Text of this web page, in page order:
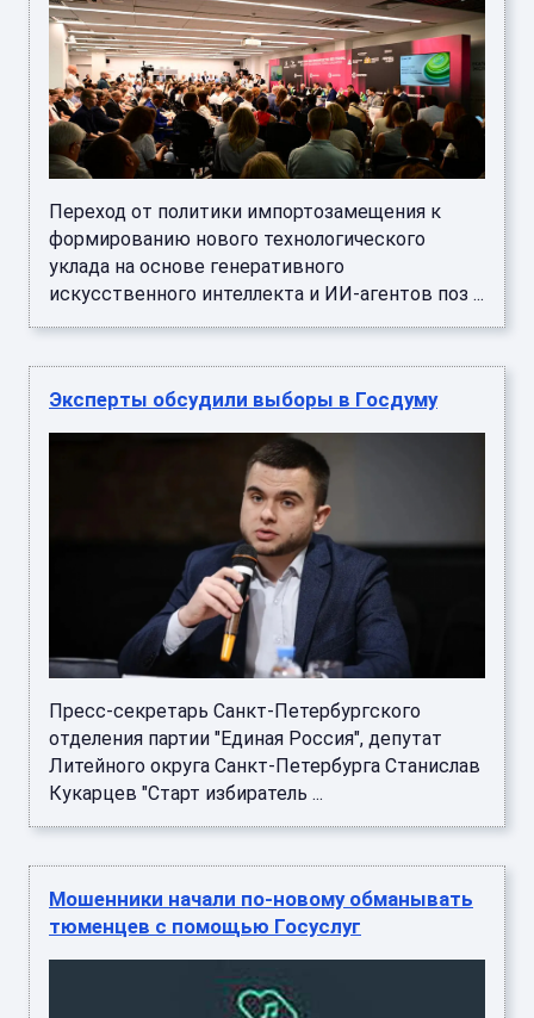
Переход от политики импортозамещения к
формированию нового технологического
уклада на основе генеративного
искусственного интеллекта и ИИ-агентов поз ...
Эксперты обсудили выборы в Госдуму
Пресс-секретарь Санкт-Петербургского
отделения партии "Единая Россия", депутат
Литейного округа Санкт-Петербурга Станислав
Кукарцев "Старт избиратель ...
Мошенники начали по-новому обманывать
тюменцев с помощью Госуслуг